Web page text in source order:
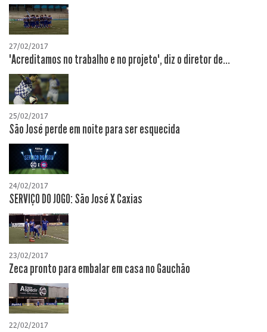
27/02/2017
"Acreditamos no trabalho e no projeto", diz o diretor de...
25/02/2017
São José perde em noite para ser esquecida
24/02/2017
SERVIÇO DO JOGO: São José X Caxias
23/02/2017
Zeca pronto para embalar em casa no Gauchão
22/02/2017